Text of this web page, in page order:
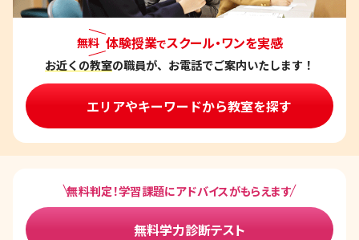
無料 体験授業でスクール・ワンを実感
お近くの教室の職員が、お電話でご案内いたします！
エリアやキーワードから教室を探す
無料判定！学習課題にアドバイスがもらえます
無料学力診断テスト